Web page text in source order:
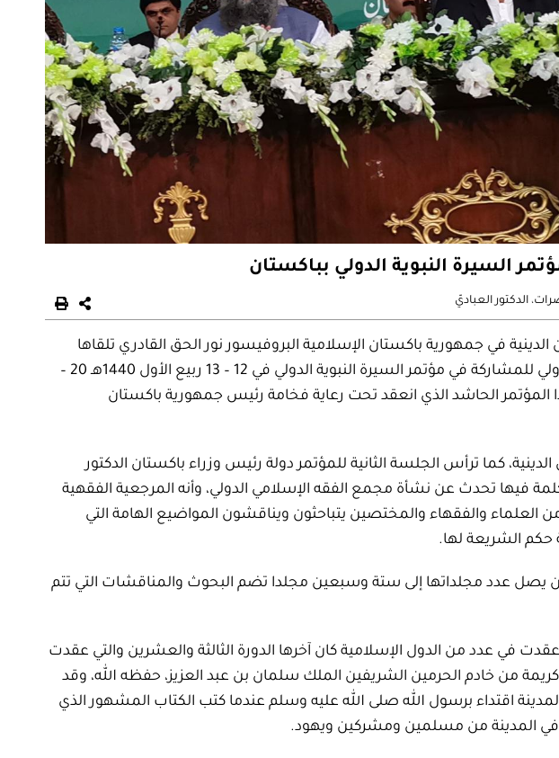
السيرة النبوية الدولي بباكستان
، الدكتور العباديّ
في جمهورية باكستان الإسلامية البروفيسور نور الحق القادري تلقاها
معالي أمين مجمع الفقه الإسلامي الدولي للمشاركة في مؤتمر السيرة النبوية الدولي في 12 – 13 ربيع الأول 1440هـ 20 –
في هذا المؤتمر الحاشد الذي انعقد تحت رعاية فخامة رئيس جمهورية باكستان
كما ترأس الجلسة الثانية للمؤتمر دولة رئيس وزراء باكستان الدكتور
فيها تحدث عن نشأة مجمع الفقه الإسلامي الدولي، وأنه المرجعية الفقهية
العلماء والفقهاء والمختصين يتباحثون ويناقشون المواضيع الهامة التي
الشريعة لها.
يصل عدد مجلداتها إلى ستة وسبعين مجلدا تضم البحوث والمناقشات التي تتم
في عدد من الدول الإسلامية كان آخرها الدورة الثالثة والعشرين والتي عقدت
كريمة من خادم الحرمين الشريفين الملك سلمان بن عبد العزيز، حفظه الله، وقد
اقتداء برسول الله صلى الله عليه وسلم عندما كتب الكتاب المشهور الذي
في المدينة من مسلمين ومشركين ويهود.